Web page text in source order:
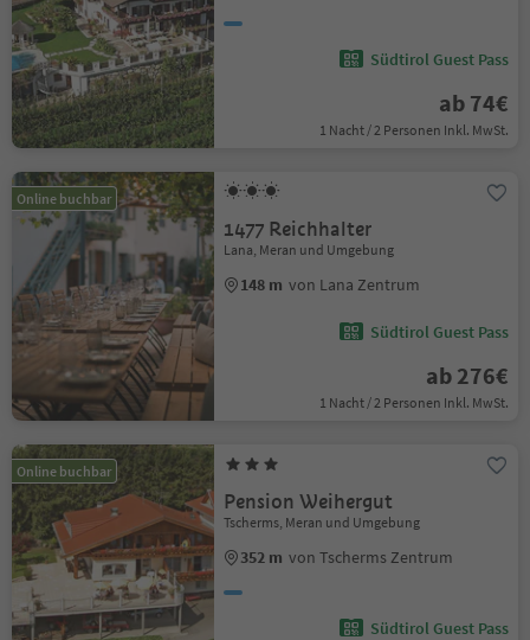
Südtirol Guest Pass
ab 74€
1 Nacht / 2 Personen Inkl. MwSt.
Online buchbar
1477 Reichhalter
Lana, Meran und Umgebung
148 m von Lana Zentrum
Südtirol Guest Pass
ab 276€
1 Nacht / 2 Personen Inkl. MwSt.
Online buchbar
Pension Weihergut
Tscherms, Meran und Umgebung
352 m von Tscherms Zentrum
Südtirol Guest Pass